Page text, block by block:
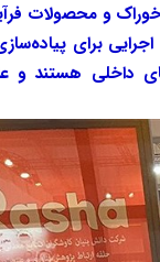
و محصولات
برای
داخلی هستند و